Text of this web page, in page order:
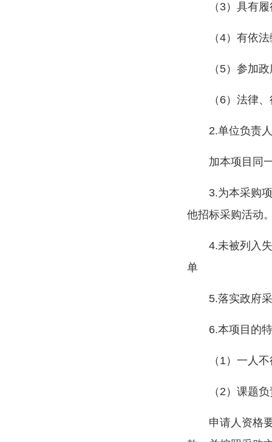
（3）具有
（4）有依
（5）参加
（6）法律
2.单位负责
加本项目同
3.为本采购
他招标采购活动
4.未被列入
单
5.落实政府
6.本项目的
（1）一人
（2）课题
申请人资格